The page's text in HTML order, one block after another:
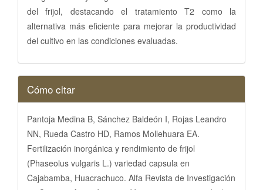
del frijol, destacando el tratamiento T2 como la
alternativa más eficiente para mejorar la productividad
del cultivo en las condiciones evaluadas.
Detalles
del
artículo
Cómo citar
Pantoja Medina B, Sánchez Baldeón I, Rojas Leandro
NN, Rueda Castro HD, Ramos Mollehuara EA.
Fertilización inorgánica y rendimiento de frijol
(Phaseolus vulgaris L.) variedad capsula en
Cajabamba, Huacrachuco. Alfa Revista de Investigación